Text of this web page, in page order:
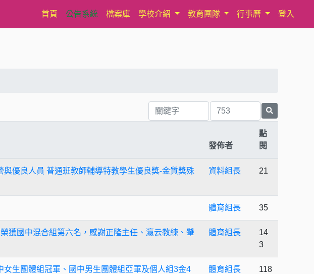
首頁(current)
公告系統 檔案庫 學校介紹 教育團隊 行事曆 登入
發佈者
點
閱
優良人員 普通班教師輔導特教學生優良獎-金質獎殊
資料組長 21
體育組長 35
獲國中混合組第六名，感謝正隆主任、瀛云教練、肈
體育組長
14
3
生團體組冠軍、國中男生團體組亞軍及個人組3金4
體育組長 118